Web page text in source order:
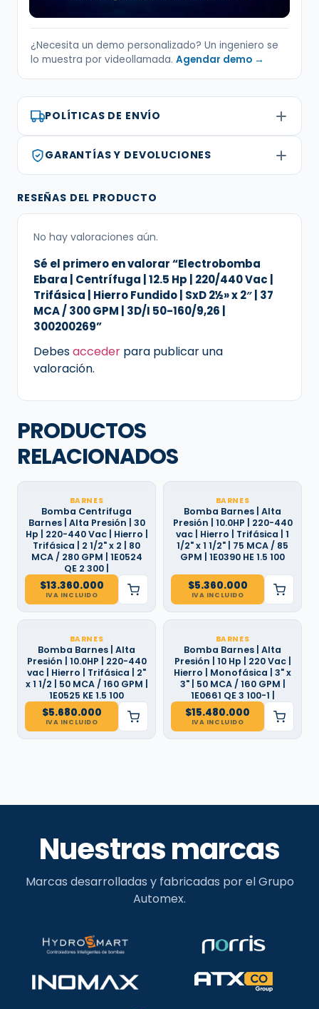
¿Necesita un demo personalizado? Un ingeniero se
lo muestra por videollamada. Agendar demo →
POLÍTICAS DE ENVÍO
GARANTÍAS Y DEVOLUCIONES
RESEÑAS DEL PRODUCTO
No hay valoraciones aún.
Sé el primero en valorar “Electrobomba
Ebara | Centrífuga | 12.5 Hp | 220/440 Vac |
Trifásica | Hierro Fundido | SxD 2½» x 2″ | 37
MCA / 300 GPM | 3D/I 50-160/9,26 |
300200269”
Debesacceder para publicar una
valoración.
PRODUCTOS
RELACIONADOS
BARNES
Bomba Centrifuga
Barnes | Alta Presión | 30
Hp | 220-440 Vac | Hierro |
Trifásica | 2 1/2" x 2 | 80
MCA / 280 GPM | 1E0524
QE 2 300 |
$13.360.000
IVA INCLUIDO
BARNES
Bomba Barnes | Alta
Presión | 10.0HP | 220-440
vac | Hierro | Trifásica | 1
1/2" x 1 1/2" | 75 MCA / 85
GPM | 1E0390 HE 1.5 100
$5.360.000
IVA INCLUIDO
BARNES
Bomba Barnes | Alta
Presión | 10.0HP | 220-440
vac | Hierro | Trifásica | 2"
x 1 1/2 | 50 MCA / 160 GPM |
1E0525 KE 1.5 100
$5.680.000
IVA INCLUIDO
BARNES
Bomba Barnes | Alta
Presión | 10 Hp | 220 Vac |
Hierro | Monofásica | 3" x
3" | 50 MCA / 160 GPM |
1E0661 QE 3 100-1 |
$15.480.000
IVA INCLUIDO
Nuestras marcas
Marcas desarrolladas y fabricadas por el Grupo
Automex.